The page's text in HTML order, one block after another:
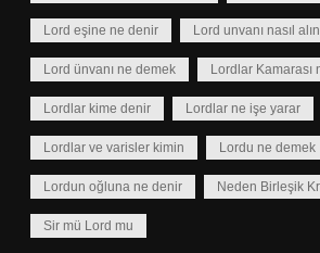
Lord eşine ne denir Lord unvanı nasıl
Lord ünvanı ne demek Lordlar Kamarası
Lordlar kime denir Lordlar ne işe yarar
Lordlar ve varisler kimin Lordu ne demek
Lordun oğluna ne denir Neden Birleşik
Sir mü Lord mu